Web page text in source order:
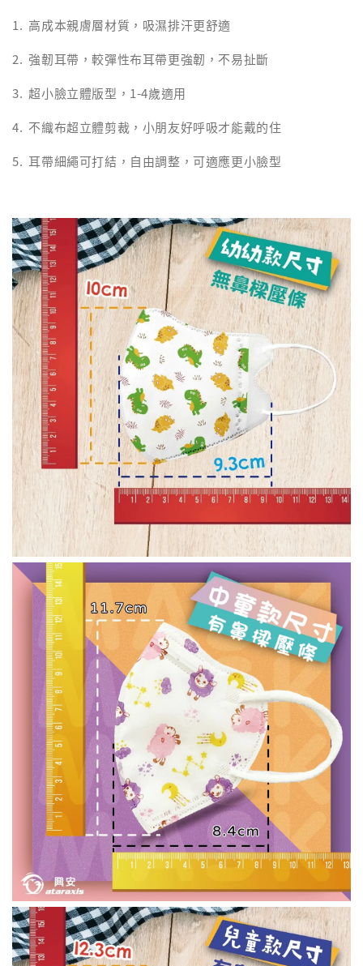
1. 高成本親膚層材質，吸濕排汗更舒適
2. 強韌耳帶，較彈性布耳帶更強韌，不易扯斷
3. 超小臉立體版型，1-4歲適用
4. 不織布超立體剪裁，小朋友好呼吸才能戴的住
5. 耳帶細繩可打結，自由調整，可適應更小臉型